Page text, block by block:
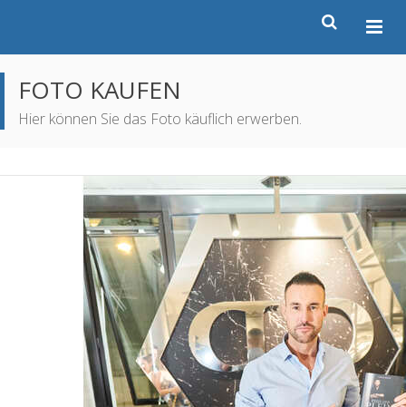
FOTO KAUFEN
Hier können Sie das Foto käuflich erwerben.